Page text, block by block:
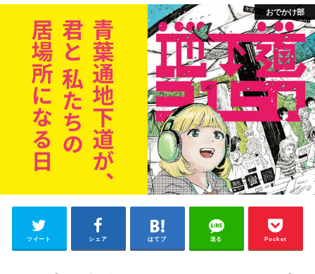
おでかけ部
ツイート シェア はてブ 送る Pocket